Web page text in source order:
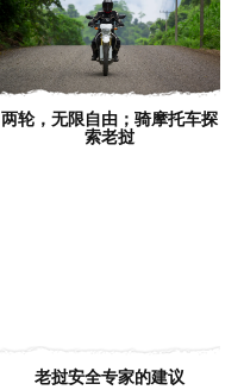
两轮，无限自由；骑摩托车探
索老挝
老挝安全专家的建议